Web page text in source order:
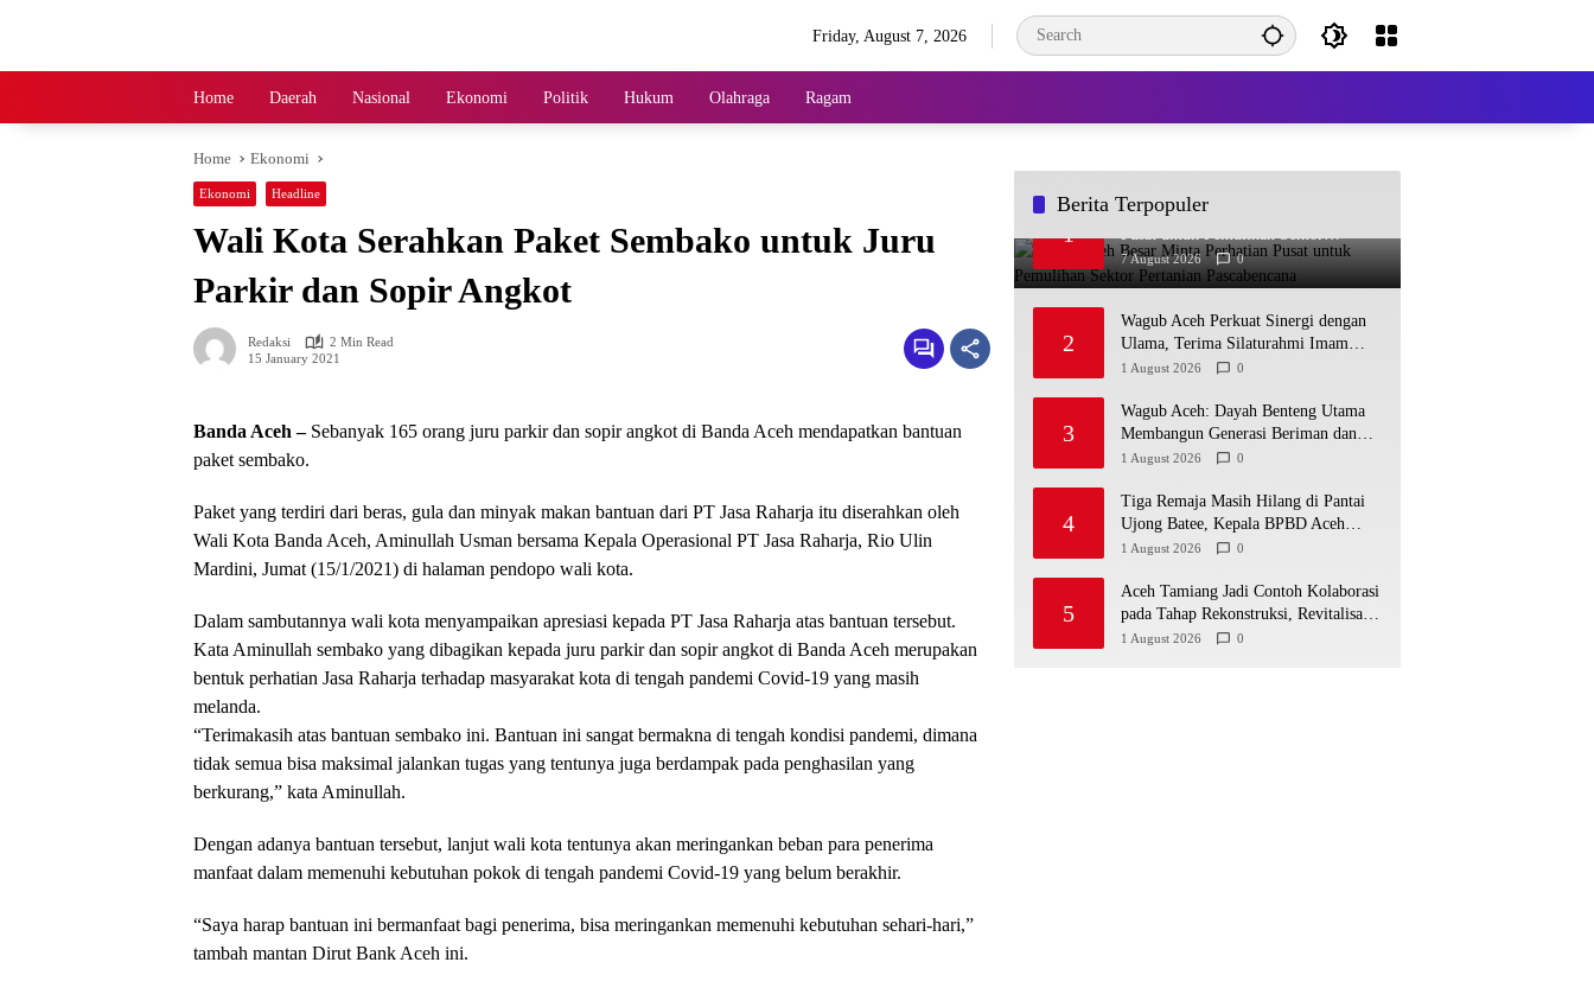
Friday, August 7, 2026
Home Daerah Nasional Ekonomi Politik Hukum Olahraga Ragam
Home Ekonomi
Ekonomi Headline
Wali Kota Serahkan Paket Sembako untuk Juru
Parkir dan Sopir Angkot
Redaksi
2 Min Read
15 January 2021
Banda Aceh –Sebanyak 165 orang juru parkir dan sopir angkot di Banda Aceh mendapatkan bantuan
paket sembako.
Paket yang terdiri dari beras, gula dan minyak makan bantuan dari PT Jasa Raharja itu diserahkan oleh
Wali Kota Banda Aceh, Aminullah Usman bersama Kepala Operasional PT Jasa Raharja, Rio Ulin
Mardini, Jumat (15/1/2021) di halaman pendopo wali kota.
Dalam sambutannya wali kota menyampaikan apresiasi kepada PT Jasa Raharja atas bantuan tersebut.
Kata Aminullah sembako yang dibagikan kepada juru parkir dan sopir angkot di Banda Aceh merupakan
bentuk perhatian Jasa Raharja terhadap masyarakat kota di tengah pandemi Covid-19 yang masih
melanda.
“Terimakasih atas bantuan sembako ini. Bantuan ini sangat bermakna di tengah kondisi pandemi, dimana
tidak semua bisa maksimal jalankan tugas yang tentunya juga berdampak pada penghasilan yang
berkurang,” kata Aminullah.
Dengan adanya bantuan tersebut, lanjut wali kota tentunya akan meringankan beban para penerima
manfaat dalam memenuhi kebutuhan pokok di tengah pandemi Covid-19 yang belum berakhir.
“Saya harap bantuan ini bermanfaat bagi penerima, bisa meringankan memenuhi kebutuhan sehari-hari,”
tambah mantan Dirut Bank Aceh ini.
Berita Terpopuler
1
Bupati Aceh Besar Minta Perhatian
Pusat untuk Pemulihan Sektor
Pertanian Pascabencana
7 August 2026 0
2
Wagub Aceh Perkuat Sinergi dengan
Ulama, Terima Silaturahmi Imam
Masjid Raya Baiturrahman
1 August 2026 0
3
Wagub Aceh: Dayah Benteng Utama
Membangun Generasi Beriman dan
Berakhlak
1 August 2026 0
4
Tiga Remaja Masih Hilang di Pantai
Ujong Batee, Kepala BPBD Aceh
Besar: Pencarian Terus
1 August 2026 0
5
Aceh Tamiang Jadi Contoh Kolaborasi
pada Tahap Rekonstruksi, Revitalisasi
Sekolah Dipercepat Libatkan
1 August 2026 0